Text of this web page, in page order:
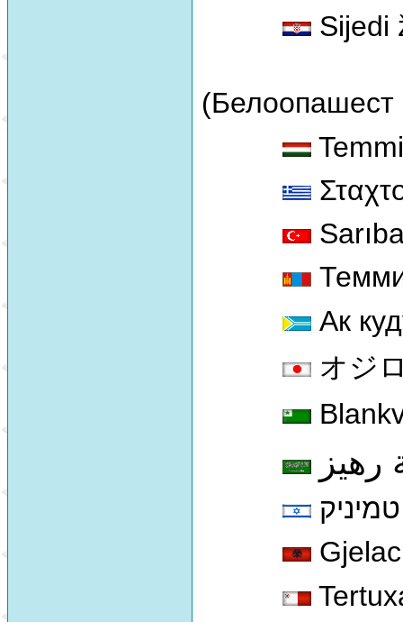
Sijedi
(Белоопашест
Ак
オジ
رهيز